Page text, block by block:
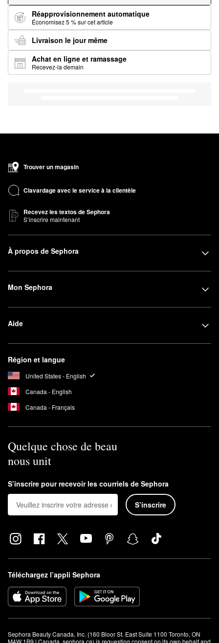
Réapprovisionnement automatique
Économisez 5 % sur cet article
Livraison le jour même
Achat en ligne et ramassage
Recevez-la demain
Trouver un magasin
Clavardage avec le service à la clientèle
Recevez les textos de Sephora
S’inscrire maintenant
À propos de Sephora
Mon Sephora
Aide
Région et langue
United States - English
Canada - English
Canada - Français
Quelque chose de beau
nous unit
S’inscrire pour recevoir les courriels de Sephora
S’inscrire
Téléchargez l’appli Sephora
Sephora Beauty Canada, Inc. (160 Bloor St. East Suite 1100 Toronto, ON
M4W 1B9 | Canada, sephora.ca) is requesting consent on its own behalf and